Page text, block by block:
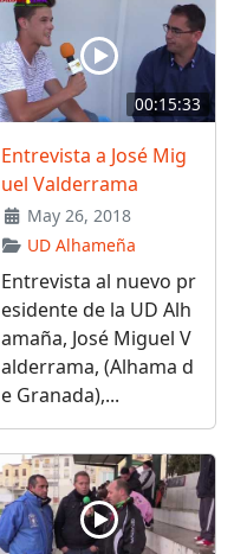
00:15:33
Entrevista a José Mig
uel Valderrama
May 26, 2018
UD Alhameña
Entrevista al nuevo pr
esidente de la UD Alh
amaña, José Miguel V
alderrama, (Alhama d
e Granada),...